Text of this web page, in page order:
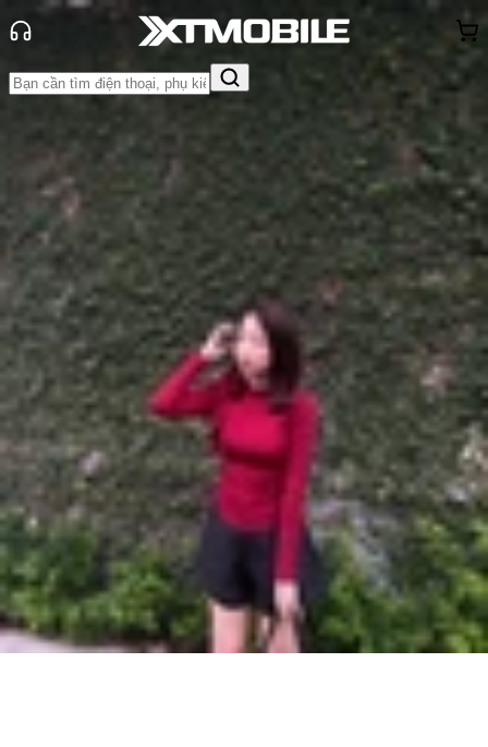
Tin tức
Thủ thuật
Tin Mới
Đánh Giá - Trên Tay So Sánh Tư vấn
Khuyến
mãiThủ thuật Hỏi đáp App - Game Thông báo
Khách
hàng - Sự kiện
Cách tra cứu số điện thoại shipper
Shopee Express mới nhất
Anh Thư
Ngày đăng:
04/11/2024
Cập nhật: 04/11/2024
Theo dõi XTMobile trên